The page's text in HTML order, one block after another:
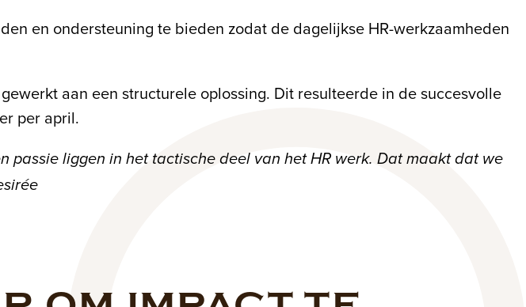
en ondersteuning te bieden zodat de dagelijkse HR-werkzaamheden
aan een structurele oplossing. Dit resulteerde in de succesvolle
per april.
passie liggen in het tactische deel van het HR werk. Dat maakt dat we